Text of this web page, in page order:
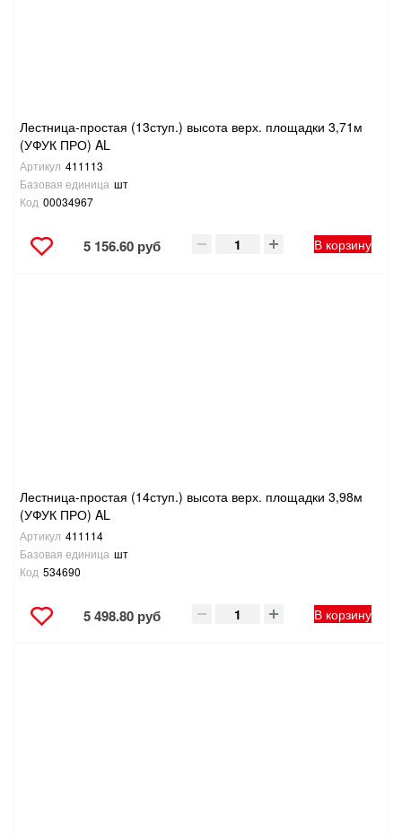
Лестница-простая (13ступ.) высота верх. площадки 3,71м
(УФУК ПРО) AL
Артикул 411113
Базовая единица шт
Код 00034967
5 156.60 руб В корзину
Лестница-простая (14ступ.) высота верх. площадки 3,98м
(УФУК ПРО) AL
Артикул 411114
Базовая единица шт
Код 534690
5 498.80 руб В корзину